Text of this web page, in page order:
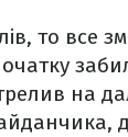
то все
на